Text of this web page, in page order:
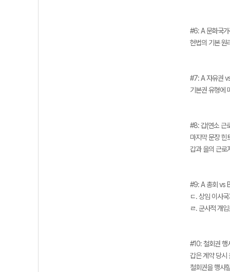
#6: A 문화국
헌법의 기본 원
#7: A 자유권
기본권 유형에
#8: 갑(연소 근
마지막 문장 힌
갑과 을의 근로
#9: A 총회 vs
ㄷ. 상임 이사
ㄹ. 군사적 개
#10: 철회권 행
갑은 계약 당시
철회권을 행사